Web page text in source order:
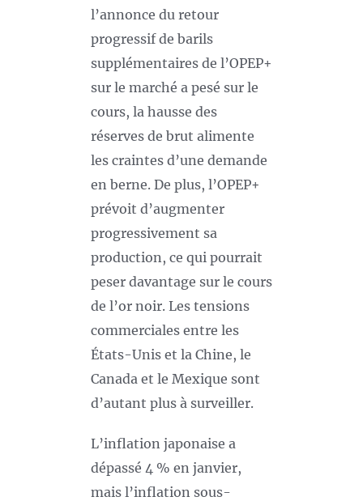
l’annonce du retour
progressif de barils
supplémentaires de l’OPEP+
sur le marché a pesé sur le
cours, la hausse des
réserves de brut alimente
les craintes d’une demande
en berne. De plus, l’OPEP+
prévoit d’augmenter
progressivement sa
production, ce qui pourrait
peser davantage sur le cours
de l’or noir. Les tensions
commerciales entre les
États-Unis et la Chine, le
Canada et le Mexique sont
d’autant plus à surveiller.
L’inflation japonaise a
dépassé 4 % en janvier,
mais l’inflation sous-